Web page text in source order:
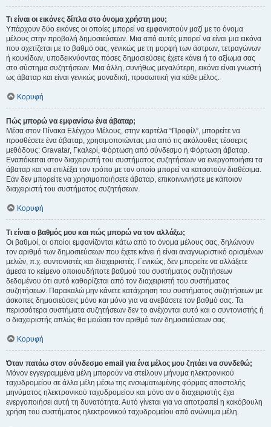
Τι είναι οι εικόνες δίπλα στο όνομα χρήστη μου;
Υπάρχουν δύο εικόνες οι οποίες μπορεί να εμφανιστούν μαζί με το όνομα
μέλους στην προβολή δημοσιεύσεων. Μια από αυτές μπορεί να είναι μια εικόνα
που σχετίζεται με το βαθμό σας, γενικώς με τη μορφή των άστρων, τετραγώνων
ή κουκίδων, υποδεικνύοντας πόσες δημοσιεύσεις έχετε κάνει ή το αξίωμα σας
στο σύστημα συζητήσεων. Μια άλλη, συνήθως μεγαλύτερη, εικόνα είναι γνωστή
ως άβαταρ και είναι γενικώς μοναδική, προσωπική για κάθε μέλος.
Κορυφή
Πώς μπορώ να εμφανίσω ένα άβαταρ;
Μέσα στον Πίνακα Ελέγχου Μέλους, στην καρτέλα “Προφίλ”, μπορείτε να
προσθέσετε ένα άβαταρ, χρησιμοποιώντας μια από τις ακόλουθες τέσσερις
μεθόδους: Gravatar, Γκαλερί, Φόρτωση από σύνδεσμο ή Φόρτωση άβαταρ.
Εναπόκειται στον διαχειριστή του συστήματος συζητήσεων να ενεργοποιήσει τα
άβαταρ και να επιλέξει τον τρόπο με τον οποίο μπορεί να καταστούν διαθέσιμα.
Εάν δεν μπορείτε να χρησιμοποιήσετε άβαταρ, επικοινωνήστε με κάποιον
διαχειριστή του συστήματος συζητήσεων.
Κορυφή
Τι είναι ο βαθμός μου και πώς μπορώ να τον αλλάξω;
Οι βαθμοί, οι οποίοι εμφανίζονται κάτω από το όνομα μέλους σας, δηλώνουν
τον αριθμό των δημοσιεύσεων που έχετε κάνει ή είναι αναγνωριστικό ορισμένων
μελών, π.χ. συντονιστές και διαχειριστές. Γενικώς, δεν μπορείτε να αλλάξετε
άμεσα το κείμενο οποιουδήποτε βαθμού του συστήματος συζητήσεων
δεδομένου ότι αυτό καθορίζεται από τον διαχειριστή του συστήματος
συζητήσεων. Παρακαλώ μην κάνετε κατάχρηση του συστήματος συζητήσεων με
άσκοπες δημοσιεύσεις μόνο και μόνο για να ανεβάσετε τον βαθμό σας. Τα
περισσότερα συστήματα συζητήσεων δεν το ανέχονται αυτό και ο συντονιστής ή
ο διαχειριστής απλώς θα μειώσει τον αριθμό των δημοσιεύσεων σας.
Κορυφή
Όταν πατάω στον σύνδεσμο email για ένα μέλος μου ζητάει να συνδεθώ;
Μόνον εγγεγραμμένα μέλη μπορούν να στείλουν μήνυμα ηλεκτρονικού
ταχυδρομείου σε άλλα μέλη μέσω της ενσωματωμένης φόρμας αποστολής
μηνύματος ηλεκτρονικού ταχυδρομείου και μόνο αν ο διαχειριστής έχει
ενεργοποιήσει αυτή τη δυνατότητα. Αυτό γίνεται για να αποτραπεί η κακόβουλη
χρήση του συστήματος ηλεκτρονικού ταχυδρομείου από ανώνυμα μέλη.